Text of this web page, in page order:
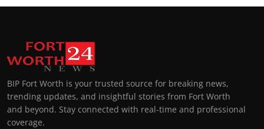
BIP Fort Worth is your trusted source for breaking news,
trending updates, and insightful stories from Fort Worth
and beyond. Stay connected with real-time and professional
coverage.